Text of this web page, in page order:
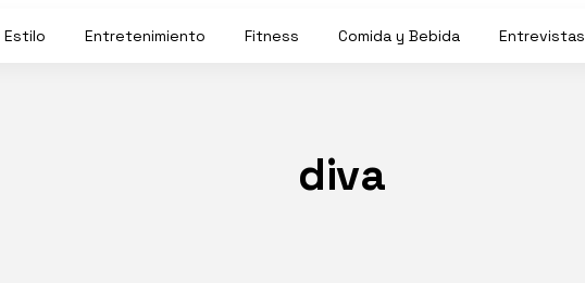
Estilo Entretenimiento Fitness Comida y Bebida Entrevistas
diva